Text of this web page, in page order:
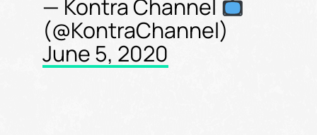
— Kontra Channel
(@KontraChannel)
June 5, 2020